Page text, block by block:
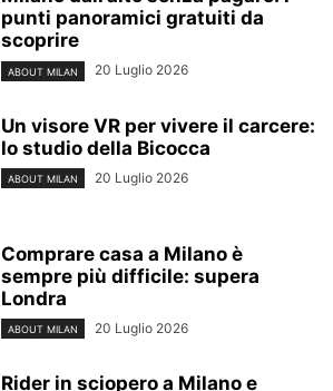
punti panoramici gratuiti da
scoprire
ABOUT MILAN 20 Luglio 2026
Un visore VR per vivere il carcere:
lo studio della Bicocca
ABOUT MILAN 20 Luglio 2026
Comprare casa a Milano è
sempre più difficile: supera
Londra
ABOUT MILAN 20 Luglio 2026
Rider in sciopero a Milano e